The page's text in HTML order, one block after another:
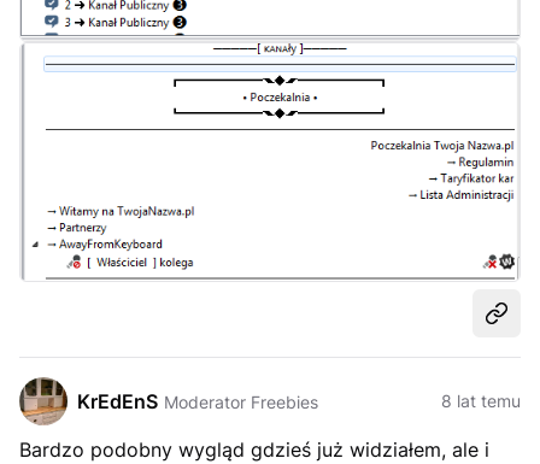
KrEdEnS Moderator Freebies 8 lat temu
Bardzo podobny wygląd gdzieś już widziałem, ale i